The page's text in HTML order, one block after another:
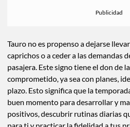
Tauro no es propenso a dejarse
caprichos o a ceder a las demandas
pasajera. Este signo tiene el don de
comprometido, ya sea con planes,
plazo. Esto significa que la
buen momento para desarrollar y
positivos, descubrir rutinas diarias